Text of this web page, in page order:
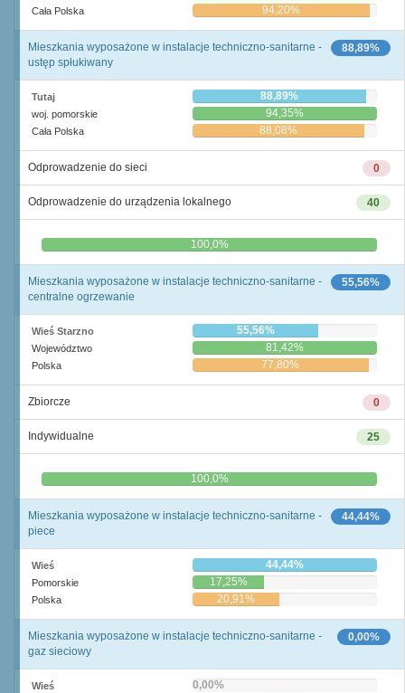
Cała Polska 94,20%
88,89%
Mieszkania wyposażone w instalacje techniczno-sanitarne -
ustęp spłukiwany
Tutaj 88,89%
woj. pomorskie 94,35%
Cała Polska 88,08%
0
Odprowadzenie do sieci
40
Odprowadzenie do urządzenia lokalnego
0,0% 100,0%
55,56%
Mieszkania wyposażone w instalacje techniczno-sanitarne -
centralne ogrzewanie
Wieś Starzno 55,56%
Województwo 81,42%
Polska 77,80%
0
Zbiorcze
25
Indywidualne
0,0% 100,0%
44,44%
Mieszkania wyposażone w instalacje techniczno-sanitarne -
piece
Wieś 44,44%
Pomorskie 17,25%
Polska 20,91%
0,00%
Mieszkania wyposażone w instalacje techniczno-sanitarne -
gaz sieciowy
Wieś 0,00%